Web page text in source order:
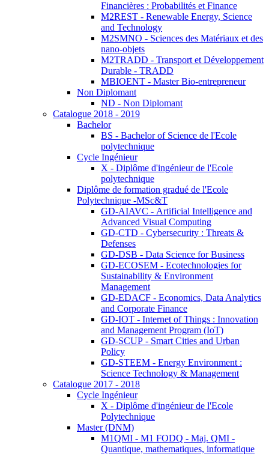
Financières : Probabilités et Finance
M2REST - Renewable Energy, Science
and Technology
M2SMNO - Sciences des Matériaux et des
nano-objets
M2TRADD - Transport et Développement
Durable - TRADD
MBIOENT - Master Bio-entrepreneur
Non Diplomant
ND - Non Diplomant
Catalogue 2018 - 2019
Bachelor
BS - Bachelor of Science de l'Ecole
polytechnique
Cycle Ingénieur
X - Diplôme d'ingénieur de l'Ecole
polytechnique
Diplôme de formation gradué de l'Ecole
Polytechnique -MSc&T
GD-AIAVC - Artificial Intelligence and
Advanced Visual Computing
GD-CTD - Cybersecurity : Threats &
Defenses
GD-DSB - Data Science for Business
GD-ECOSEM - Ecotechnologies for
Sustainability & Environment
Management
GD-EDACF - Economics, Data Analytics
and Corporate Finance
GD-IOT - Internet of Things : Innovation
and Management Program (IoT)
GD-SCUP - Smart Cities and Urban
Policy
GD-STEEM - Energy Environment :
Science Technology & Management
Catalogue 2017 - 2018
Cycle Ingénieur
X - Diplôme d'ingénieur de l'Ecole
Polytechnique
Master (DNM)
M1QMI - M1 FODQ - Maj. QMI -
Quantique, mathematiques, informatique